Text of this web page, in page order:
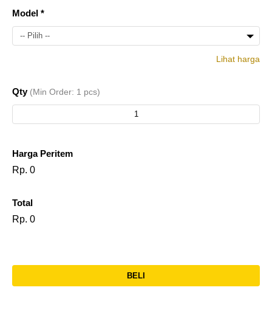
Model *
-- Pilih --
Lihat harga
005
pcs
60.500
PK-
> 6
Rp.
Qty (Min Order: 1 pcs)
Harga Peritem
Rp. 0
Total
Rp. 0
BELI